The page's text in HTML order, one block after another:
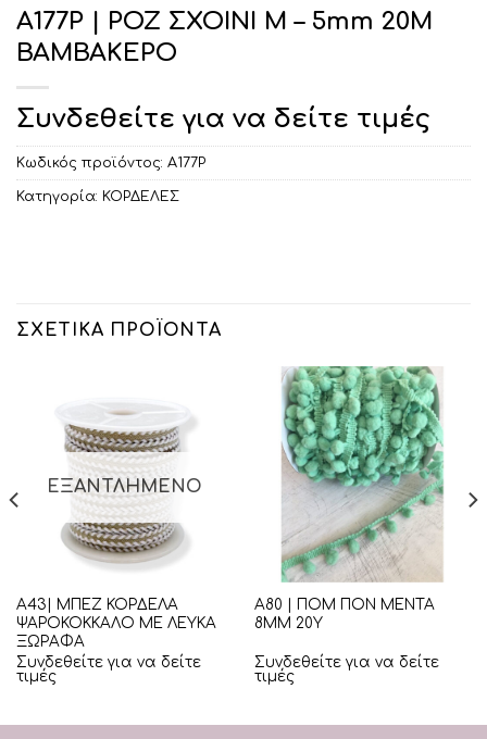
Α177Ρ | ΡΟΖ ΣΧΟΙΝΙ M – 5mm 20M
ΒΑΜΒΑΚΕΡΟ
Συνδεθείτε για να δείτε τιμές
Κωδικός προϊόντος: Α177Ρ
Κατηγορία: ΚΟΡΔΕΛΕΣ
ΣΧΕΤΙΚΆ ΠΡΟΪΌΝΤΑ
ΕΞΑΝΤΛΗΜΈΝΟ
Α43| ΜΠΕΖ ΚΟΡΔΕΛΑ
ΨΑΡΟΚΟΚΚΑΛΟ ΜΕ ΛΕΥΚΑ
ΞΩΡΑΦΑ
Συνδεθείτε για να δείτε
τιμές
Α80 | ΠΟΜ ΠΟΝ ΜΕΝΤΑ
8ΜΜ 20Υ
Συνδεθείτε για να δείτε
τιμές